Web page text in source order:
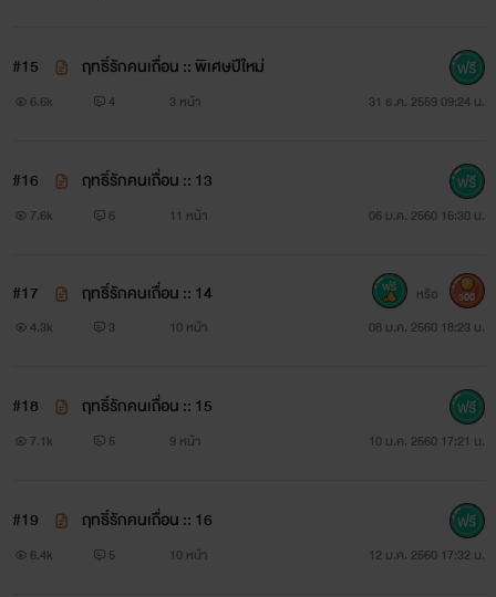
คามาซาสะ เรียวมะ
วัย 23 ปี ลูกครึ่งไทย-ญี่ปุ่น
#15 ฤทธิ์รักคนเถื่อน :: พิเศษปีใหม่
6.6k 4 3 หน้า 31 ธ.ค. 2559 09:24 น.
#16 ฤทธิ์รักคนเถื่อน :: 13
7.6k 6 11 หน้า 06 ม.ค. 2560 16:30 น.
#17 ฤทธิ์รักคนเถื่อน :: 14
4.3k 3 10 หน้า 08 ม.ค. 2560 18:23 น.
หรือ 300
#18 ฤทธิ์รักคนเถื่อน :: 15
7.1k 5 9 หน้า 10 ม.ค. 2560 17:21 น.
#19 ฤทธิ์รักคนเถื่อน :: 16
6.4k 5 10 หน้า 12 ม.ค. 2560 17:32 น.